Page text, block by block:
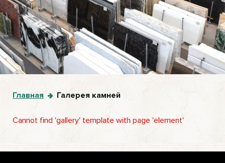
Главная Галерея камней
Cannot find 'gallery' template with page 'element'